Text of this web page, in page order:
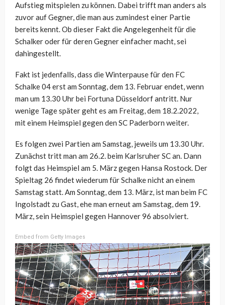
Aufstieg mitspielen zu können. Dabei trifft man anders als
zuvor auf Gegner, die man aus zumindest einer Partie
bereits kennt. Ob dieser Fakt die Angelegenheit für die
Schalker oder für deren Gegner einfacher macht, sei
dahingestellt.
Fakt ist jedenfalls, dass die Winterpause für den FC
Schalke 04 erst am Sonntag, dem 13. Februar endet, wenn
man um 13.30 Uhr bei Fortuna Düsseldorf antritt. Nur
wenige Tage später geht es am Freitag, dem 18.2.2022,
mit einem Heimspiel gegen den SC Paderborn weiter.
Es folgen zwei Partien am Samstag, jeweils um 13.30 Uhr.
Zunächst tritt man am 26.2. beim Karlsruher SC an. Dann
folgt das Heimspiel am 5. März gegen Hansa Rostock. Der
Spieltag 26 findet wiederum für Schalke nicht an einem
Samstag statt. Am Sonntag, dem 13. März, ist man beim FC
Ingolstadt zu Gast, ehe man erneut am Samstag, dem 19.
März, sein Heimspiel gegen Hannover 96 absolviert.
Embed from Getty Images